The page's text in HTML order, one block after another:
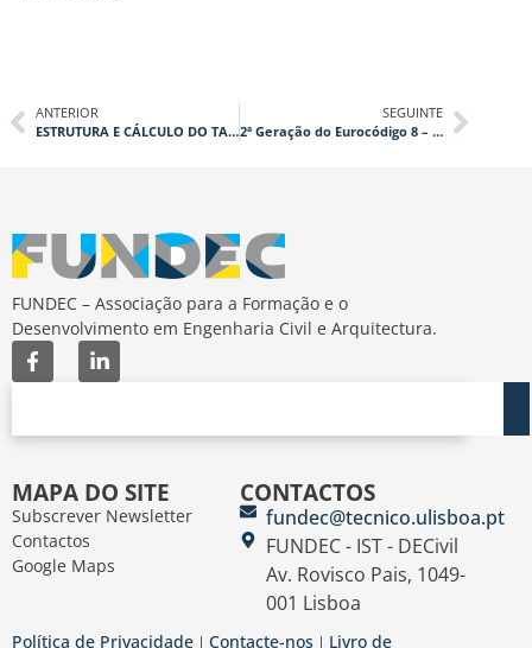
ANTERIOR
ESTRUTURA E CÁLCULO DO TARIFÁRIO DO SERVIÇO DE RESÍDUOS
SEGUINTE
2ª Geração do Eurocódigo 8 – Pontes
FUNDEC – Associação para a Formação e o
Desenvolvimento em Engenharia Civil e Arquitectura.
MAPA DO SITE
Subscrever Newsletter
Contactos
Google Maps
CONTACTOS
fundec@tecnico.ulisboa.pt
FUNDEC - IST - DECivil
Av. Rovisco Pais, 1049-
001 Lisboa
Política de Privacidade | Contacte-nos | Livro de